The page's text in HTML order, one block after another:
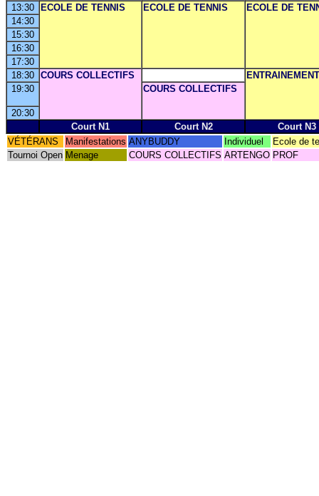
13:30
ECOLE DE TENNIS ECOLE DE TENNIS
ECOLE DE
14:30
15:30
16:30
17:30
18:30 COURS COLLECTIFS
ENTRAINEMENT
19:30
COURS COLLECTIFS
20:30
Court N1
Court N2
Court N3
VÉTÉRANS
Manifestations ANYBUDDY Individuel
Ecole de
Tournoi Open Menage COURS COLLECTIFS ARTENGO PROF